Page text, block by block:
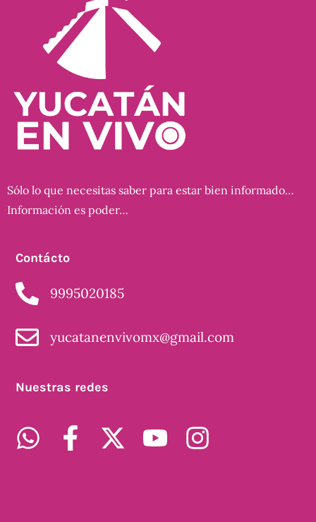
Sólo lo que necesitas saber para estar bien informado…
Información es poder…
Contácto
9995020185
yucatanenvivomx@gmail.com
Nuestras redes